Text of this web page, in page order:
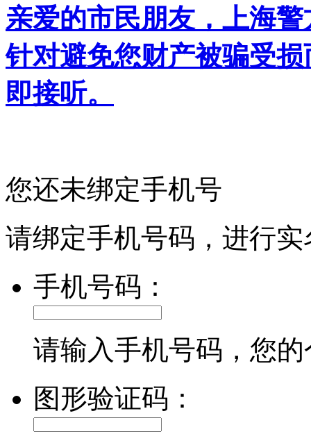
亲爱的市民朋友，上海
针对避免您财产被骗受
即接听。
您还未绑定手机号
请绑定手机号码，进行
手机号码：
请输入手机号码，您
图形验证码：